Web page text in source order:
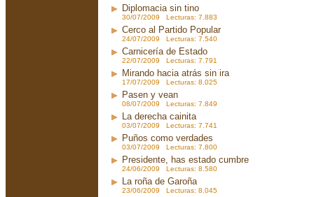
Diplomacia sin tino
30/07/2009 Lecturas: 7.883
Cerco al Partido Popular
24/07/2009 Lecturas: 7.540
Carnicería de Estado
22/07/2009 Lecturas: 7.791
Mirando hacia atrás sin ira
17/07/2009 Lecturas: 8.025
Pasen y vean
08/07/2009 Lecturas: 7.849
La derecha cainita
03/07/2009 Lecturas: 7.741
Puños como verdades
03/07/2009 Lecturas: 7.800
Presidente, has estado cumbre
24/06/2009 Lecturas: 8.580
La roña de Garoña
23/06/2009 Lecturas: 8.045